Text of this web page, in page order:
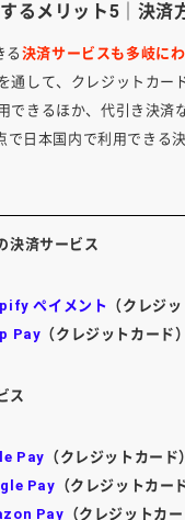
るメリット5｜決済
る 決済サービスも多岐に
通して、クレジットカー
できるほか、代引き決済
で日本国内で利用できる
決済サービス
ペイメント （クレジ
Pay （クレジットカード）
ス
Pay （クレジットカード）
Pay （クレジットカー
Pay （クレジットカー